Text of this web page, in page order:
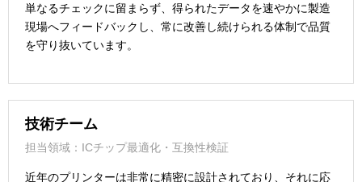
単なるチェックに留まらず、得られたデータを速やかに製造
現場へフィードバックし、常に改善し続けられる体制で品質
を守り抜いています。
技術チーム
担当領域：ICチップ最適化・互換性検証
近年のプリンターは非常に精密に設計されており、それに応